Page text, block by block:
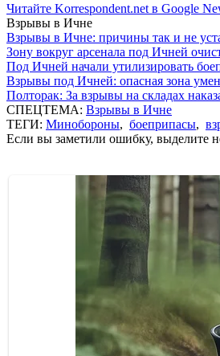
Читайте Korrespondent.net в Google
Взрывы в Ичне
Взрывы в Ичне: причины так и не
Зону вокруг арсенала под Ичней
Под Ичней начали утилизировать
Взрывы под Ичней: опасная зона
Полторак: За взрывы на складах
СПЕЦТЕМА: Взрывы в Ичне
ТЕГИ: Минобороны, боеприпасы,
Если вы заметили ошибку, выделите